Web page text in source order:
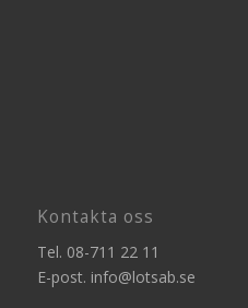
Kontakta oss
Tel. 08-711 22 11
E-post. info@lotsab.se